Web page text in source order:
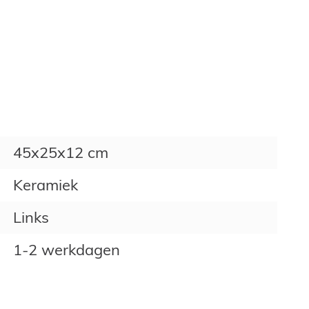
45x25x12 cm
Keramiek
Links
1-2 werkdagen